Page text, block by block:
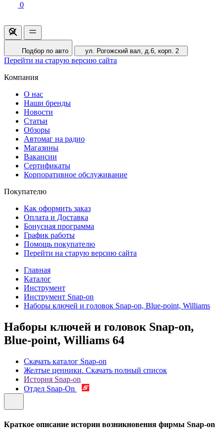
0
Подбор по авто ул. Рогожский вал, д.6, корп. 2
Перейти на старую версию сайта
Компания
О нас
Наши бренды
Новости
Статьи
Обзоры
Автомаг на радио
Магазины
Вакансии
Сертификаты
Корпоративное обслуживание
Покупателю
Как оформить заказ
Оплата и Доставка
Бонусная программа
График работы
Помощь покупателю
Перейти на старую версию сайта
Главная
Каталог
Инструмент
Инструмент Snap-on
Наборы ключей и головок Snap-on, Blue-point, Williams
Наборы ключей и головок Snap-on,
Blue-point, Williams 64
Скачать каталог Snap-on
Желтые ценники. Скачать полный список
История Snap-on
Отдел Snap-On
Краткое описание истории возникновения фирмы Snap-on